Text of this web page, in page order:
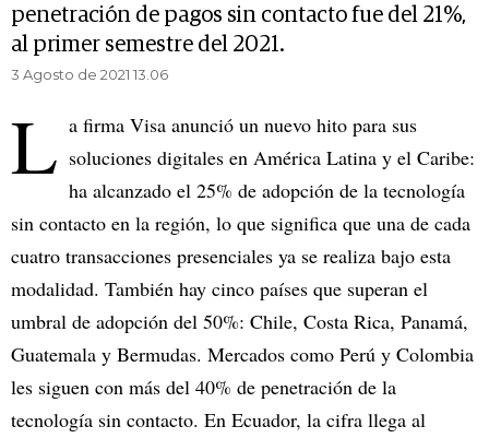
penetración de pagos sin contacto fue del 21%,
al primer semestre del 2021.
3 Agosto de 2021 13.06
L a firma Visa anunció un nuevo hito para sus
soluciones digitales en América Latina y el Caribe:
ha alcanzado el 25% de adopción de la tecnología
sin contacto en la región, lo que significa que una de cada
cuatro transacciones presenciales ya se realiza bajo esta
modalidad. También hay cinco países que superan el
umbral de adopción del 50%: Chile, Costa Rica, Panamá,
Guatemala y Bermudas. Mercados como Perú y Colombia
les siguen con más del 40% de penetración de la
tecnología sin contacto. En Ecuador, la cifra llega al